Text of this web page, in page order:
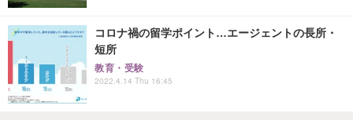
コロナ禍の留学ポイント…エージェントの長所・
短所
教育・受験
2022.4.14 Thu 16:45